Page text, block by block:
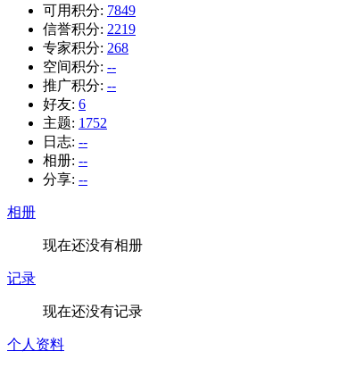
可用积分: 7849
信誉积分: 2219
专家积分: 268
空间积分: --
推广积分: --
好友: 6
主题: 1752
日志: --
相册: --
分享: --
相册
现在还没有相册
记录
现在还没有记录
个人资料